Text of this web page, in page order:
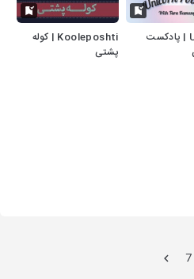
Unicorn | پادکست
Kooleposhti | کوله
پشتی
7